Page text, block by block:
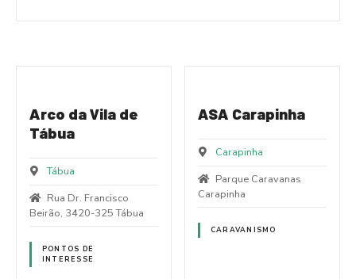
Arco da Vila de
Tábua
Tábua
Rua Dr. Francisco
Beirão, 3420-325 Tábua
PONTOS DE
INTERESSE
ASA Carapinha
Carapinha
Parque Caravanas
Carapinha
CARAVANISMO